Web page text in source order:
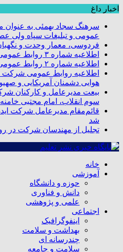
اخبار داغ
سرهنگ سجاد بهمئی به عنوان
عمومی و تبلیغات سپاه ولی
فردوسی، معمار وحدت و
اطلاعیه شماره ۳ روابط عمومی شرکت فولاد خوزستان
اطلاعیه شماره ۲ روابط عمومی شرکت فولاد خوزستان
اطلاعیه روابط عمومی شرکت
هوایی دشمنان آمریکایی و
بیعت مدیرعامل و کارکنان
سوم انقلاب، امام مجتبی
قائم‌مقام مدیرعامل شرکت
شد
تجلیل از مهندسان شرکت در
خانه
آموزشی
حوزه و دانشگاه
دانش و فناوری
علمی و پژوهشی
اجتماعی
اینفوگرافیک
بهداشت و سلامت
چندرسانه ای
سلامت و جامعه